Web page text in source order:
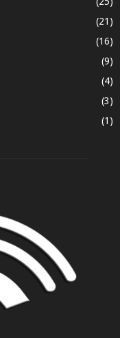
(21)
(16)
(9)
(4)
(3)
(1)